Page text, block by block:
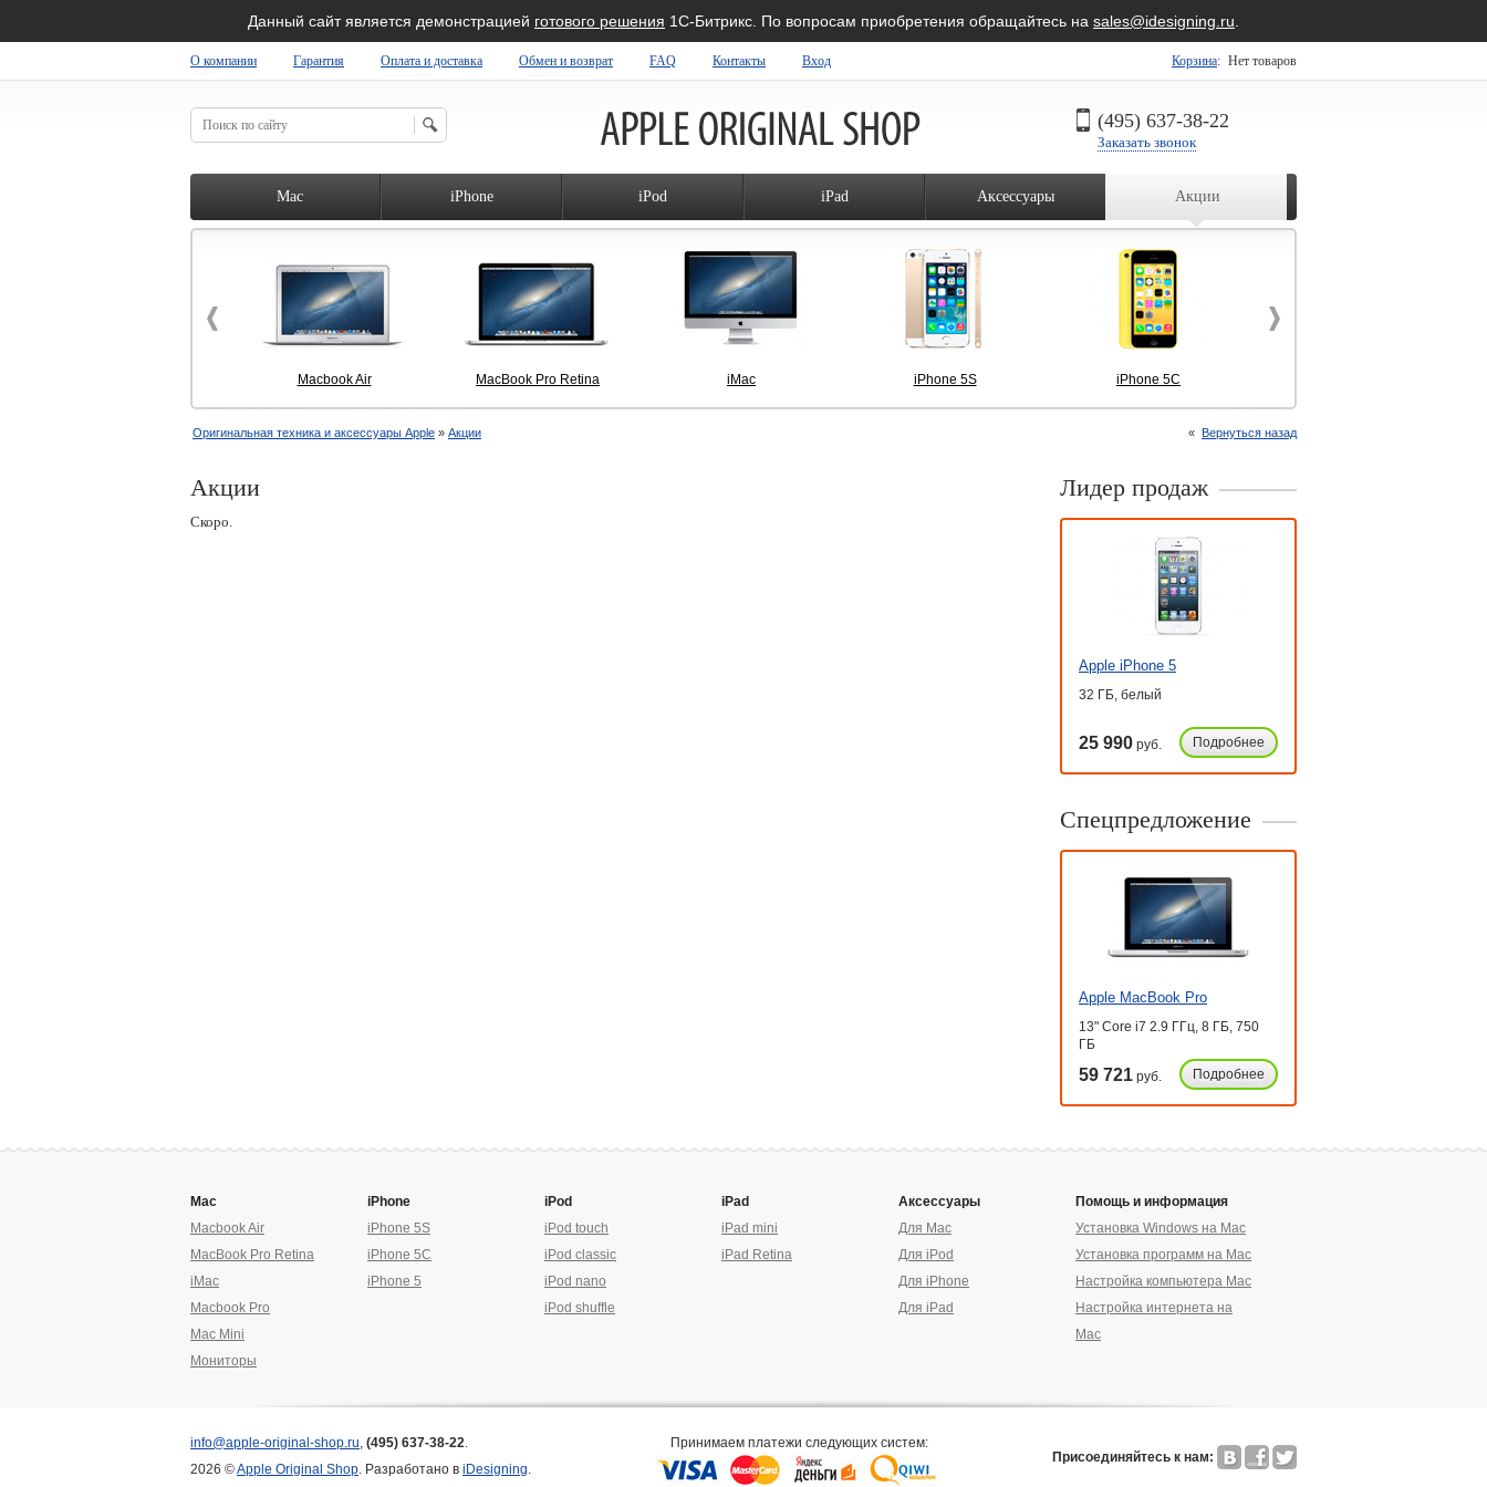
Данный сайт является демонстрацией готового решения 1С-Битрикс. По вопросам приобретения обращайтесь на sales@idesigning.ru
О компании Гарантия Оплата и доставка Обмен и возврат FAQ Контакты Вход Корзина: Нет товаров
SHOP (495) 637-38-22
Заказать звонок
Mac iPhone iPod iPad Аксессуары Акции
Macbook Air MacBook Pro Retina iMac iPhone 5S iPhone 5C
Оригинальная техника и аксессуары Apple » Акции « Вернуться назад
Акции
Скоро.
Лидер продаж
Apple iPhone 5
32 ГБ, белый
25 990 руб. Подробнее
Спецпредложение
Apple MacBook Pro
13" Core i7 2.9 ГГц, 8 ГБ, 750
ГБ
59 721 руб. Подробнее
Mac
Macbook Air
MacBook Pro Retina
iMac
Macbook Pro
Mac Mini
Мониторы
iPhone
iPhone 5S
iPhone 5C
iPhone 5
iPod
iPod touch
iPod classic
iPod nano
iPod shuffle
iPad
iPad mini
iPad Retina
Аксессуары
Для Mac
Для iPod
Для iPhone
Для iPad
Помощь и информация
Установка Windows на Mac
Установка программ на Mac
Настройка компьютера Mac
Настройка интернета на
Mac
info@apple-original-shop.ru, (495) 637-38-22.
2026 ©Apple Original Shop. Разработано в iDesigning.
Принимаем платежи следующих систем:
Присоединяйтесь к нам: